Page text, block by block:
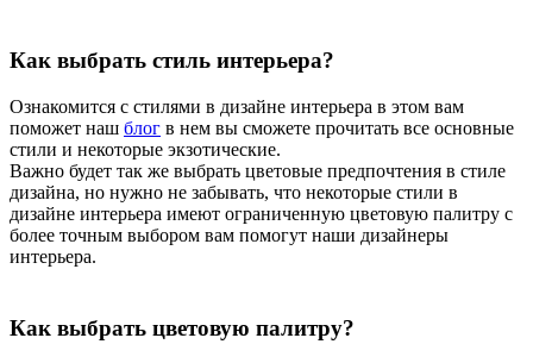
Как выбрать стиль интерьера?
Ознакомится с стилями в дизайне интерьера в этом вам
поможет наш блог в нем вы сможете прочитать все основные
стили и некоторые экзотические.
Важно будет так же выбрать цветовые предпочтения в стиле
дизайна, но нужно не забывать, что некоторые стили в
дизайне интерьера имеют ограниченную цветовую палитру с
более точным выбором вам помогут наши дизайнеры
интерьера.
Как выбрать цветовую палитру?